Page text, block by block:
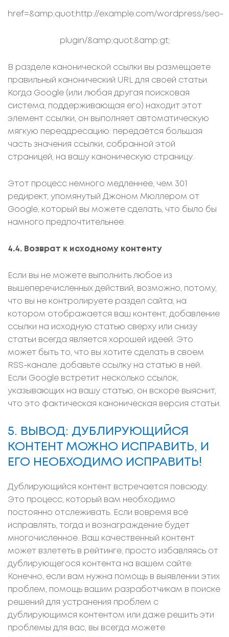
href=&amp;quot;http://example.com/wordpress/seo-
plugin/&amp;quot;&amp;gt;
В разделе канонической ссылки вы размещаете
правильный канонический URL для своей статьи.
Когда Google (или любая другая поисковая
система, поддерживающая его) находит этот
элемент ссылки, он выполняет автоматическую
мягкую переадресацию: передаётся большая
часть значения ссылки, собранной этой
страницей, на вашу каноническую страницу.
Этот процесс немного медленнее, чем 301
редирект, упомянутый Джоном Мюллером от
Google, который вы можете сделать, что было бы
намного предпочтительнее.
4.4. Возврат к исходному контенту
Если вы не можете выполнить любое из
вышеперечисленных действий, возможно, потому,
что вы не контролируете раздел сайта, на
котором отображается ваш контент, добавление
ссылки на исходную статью сверху или снизу
статьи всегда является хорошей идеей. Это
может быть то, что вы хотите сделать в своем
RSS-канале: добавьте ссылку на статью в ней.
Если Google встретит несколько ссылок,
указывающих на вашу статью, он вскоре выяснит,
что это фактическая каноническая версия статьи.
5. ВЫВОД: ДУБЛИРУЮЩИЙСЯ
КОНТЕНТ МОЖНО ИСПРАВИТЬ, И
ЕГО НЕОБХОДИМО ИСПРАВИТЬ!
Дублирующийся контент встречается повсюду.
Это процесс, который вам необходимо
постоянно отслеживать. Если вовремя всё
исправлять, тогда и вознаграждение будет
многочисленное. Ваш качественный контент
может взлететь в рейтинге, просто избавляясь от
дублирующегося контента на вашем сайте.
Конечно, если вам нужна помощь в выявлении этих
проблем, помощь вашим разработчикам в поиске
решений для устранения проблем с
дублирующимся контентом или даже решить эти
проблемы для вас, вы всегда можете